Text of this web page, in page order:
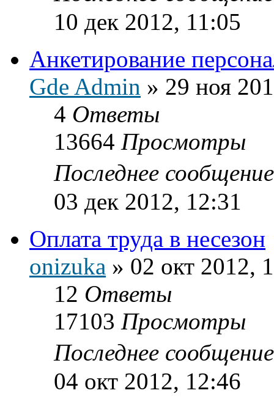
10 дек 2012, 11:05
Анкетирование
Gde Admin » 29 ноя
4 Ответы
13664 Просмотры
Последнее
03 дек 2012, 12:31
Оплата труда в несезон
onizuka » 02 окт 2012,
12 Ответы
17103 Просмотры
Последнее
04 окт 2012, 12:46